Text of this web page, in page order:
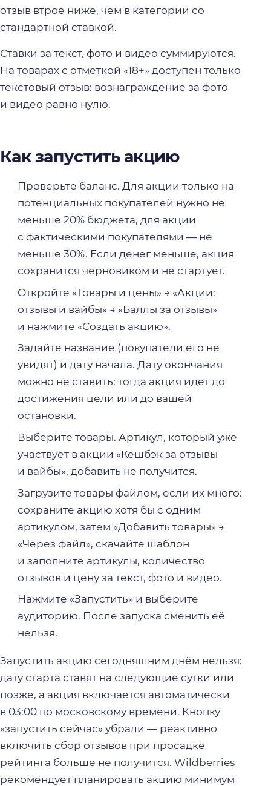
отзыв втрое ниже, чем в категории со
стандартной ставкой.
Ставки за текст, фото и видео суммируются.
На товарах с отметкой «18+» доступен только
текстовый отзыв: вознаграждение за фото
и видео равно нулю.
Как запустить акцию
Проверьте баланс. Для акции только на
потенциальных покупателей нужно не
меньше 20% бюджета, для акции
с фактическими покупателями — не
меньше 30%. Если денег меньше, акция
сохранится черновиком и не стартует.
Откройте «Товары и цены» → «Акции:
отзывы и вайбы» → «Баллы за отзывы»
и нажмите «Создать акцию».
Задайте название (покупатели его не
увидят) и дату начала. Дату окончания
можно не ставить: тогда акция идёт до
достижения цели или до вашей
остановки.
Выберите товары. Артикул, который уже
участвует в акции «Кешбэк за отзывы
и вайбы», добавить не получится.
Загрузите товары файлом, если их много:
сохраните акцию хотя бы с одним
артикулом, затем «Добавить товары» →
«Через файл», скачайте шаблон
и заполните артикулы, количество
отзывов и цену за текст, фото и видео.
Нажмите «Запустить» и выберите
аудиторию. После запуска сменить её
нельзя.
Запустить акцию сегодняшним днём нельзя:
дату старта ставят на следующие сутки или
позже, а акция включается автоматически
в 03:00 по московскому времени. Кнопку
«запустить сейчас» убрали — реактивно
включить сбор отзывов при просадке
рейтинга больше не получится. Wildberries
рекомендует планировать акцию минимум